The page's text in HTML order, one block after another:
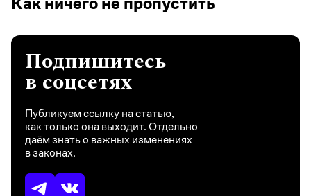
Как ничего не пропустить
Подпишитесь
в соцсетях
Публикуем ссылку на статью,
как только она выходит. Отдельно
даём знать о важных изменениях